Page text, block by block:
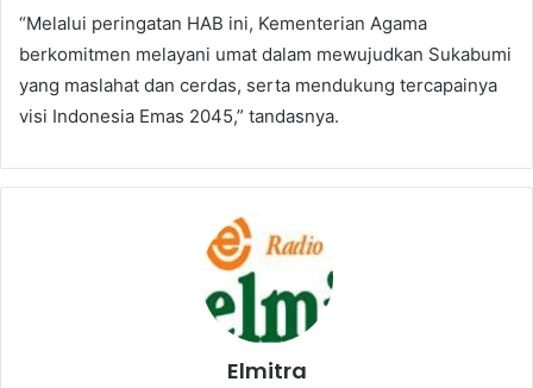
“Melalui peringatan HAB ini, Kementerian Agama
berkomitmen melayani umat dalam mewujudkan Sukabumi
yang maslahat dan cerdas, serta mendukung tercapainya
visi Indonesia Emas 2045,” tandasnya.
Elmitra